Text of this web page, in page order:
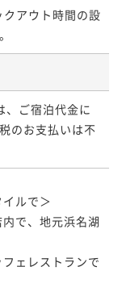
アウト時間の設
、ご宿泊代金に
のお支払いは不
ルで＞
で、地元浜名湖
ェレストランで